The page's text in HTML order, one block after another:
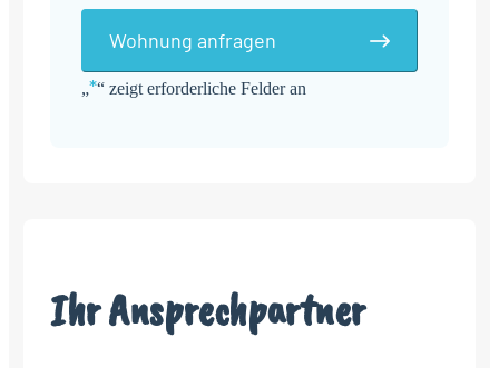
„*“ zeigt erforderliche Felder an
Wohnung anfragen
Ihr Ansprechpartner